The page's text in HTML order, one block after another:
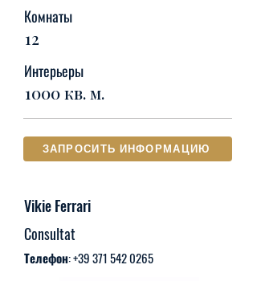
Комнаты
12
Интерьеры
1000 кв. м.
ЗАПРОСИТЬ ИНФОРМАЦИЮ
Vikie Ferrari
Consultat
Телефон:+39 371 542 0265